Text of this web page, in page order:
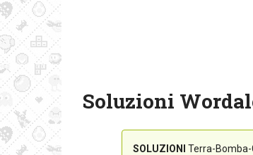
Soluzioni
SOLUZIONI Terra-